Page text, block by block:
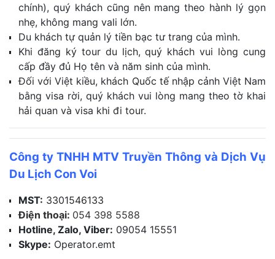
chính), quý khách cũng nên mang theo hành lý gọn
nhẹ, không mang vali lớn.
Du khách tự quản lý tiền bạc tư trang của mình.
Khi đăng ký tour du lịch, quý khách vui lòng cung
cấp đầy đủ Họ tên và năm sinh của mình.
Đối với Việt kiều, khách Quốc tế nhập cảnh Việt Nam
bằng visa rời, quý khách vui lòng mang theo tờ khai
hải quan và visa khi đi tour.
Công ty TNHH MTV Truyền Thông và Dịch Vụ
Du Lịch Con Voi
MST: 3301546133
Điện thoại: 054 398 5588
Hotline, Zalo, Viber: 09054 15551
Skype: Operator.emt